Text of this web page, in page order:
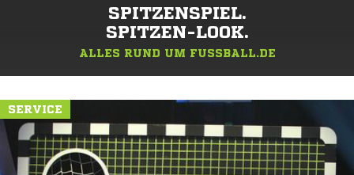
SPITZENSPIEL.
SPITZEN-LOOK.
ALLES RUND UM FUSSBALL.DE
SERVICE